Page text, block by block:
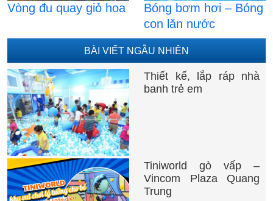
Vòng đu quay giỏ hoa
Bóng bơm hơi – Bóng
con lăn nước
BÀI VIẾT NGẪU NHIÊN
Thiết kế, lắp ráp nhà
banh trẻ em
Tiniworld gò vấp –
Vincom Plaza Quang
Trung